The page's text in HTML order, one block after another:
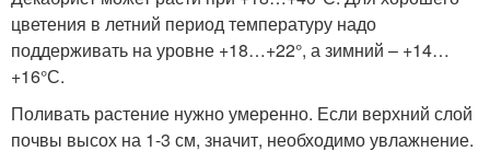
цветения в летний период температуру надо
поддерживать на уровне +18…+22°, а зимний – +14…
+16°С.
Поливать растение нужно умеренно. Если верхний слой
почвы высох на 1-3 см, значит, необходимо увлажнение.